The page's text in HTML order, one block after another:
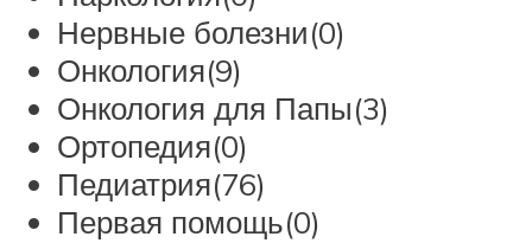
Нервные болезни(0)
Онкология(9)
Онкология для Папы(3)
Ортопедия(0)
Педиатрия(76)
Первая помощь(0)